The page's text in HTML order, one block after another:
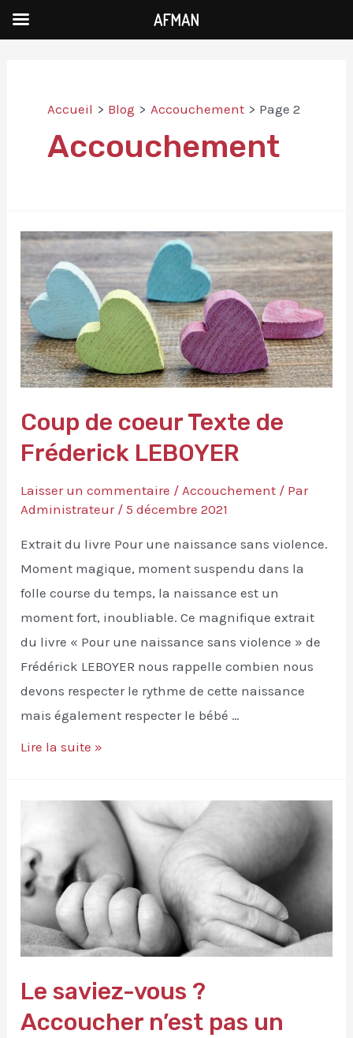
Accueil Blog Accouchement Page 2
Accouchement
Coup de coeur Texte de
Fréderick LEBOYER
Laisser un commentaire /Accouchement / Par
Administrateur /5 décembre 2021
Extrait du livre Pour une naissance sans violence.
Moment magique, moment suspendu dans la
folle course du temps, la naissance est un
moment fort, inoubliable. Ce magnifique extrait
du livre « Pour une naissance sans violence » de
Frédérick LEBOYER nous rappelle combien nous
devons respecter le rythme de cette naissance
mais également respecter le bébé …
Coup
de
Fréderick
LEBOYER
Lire la suite »
Le saviez-vous ?
Accoucher n’est pas un
AFMAN